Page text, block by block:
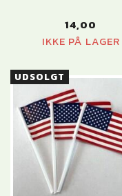
14,00
IKKE PÅ LAGER
UDSOLGT